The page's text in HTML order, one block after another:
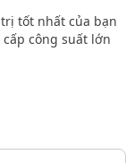
tốt nhất của bạn
công suất lớn